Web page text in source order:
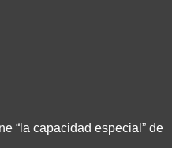
“la capacidad especial” de